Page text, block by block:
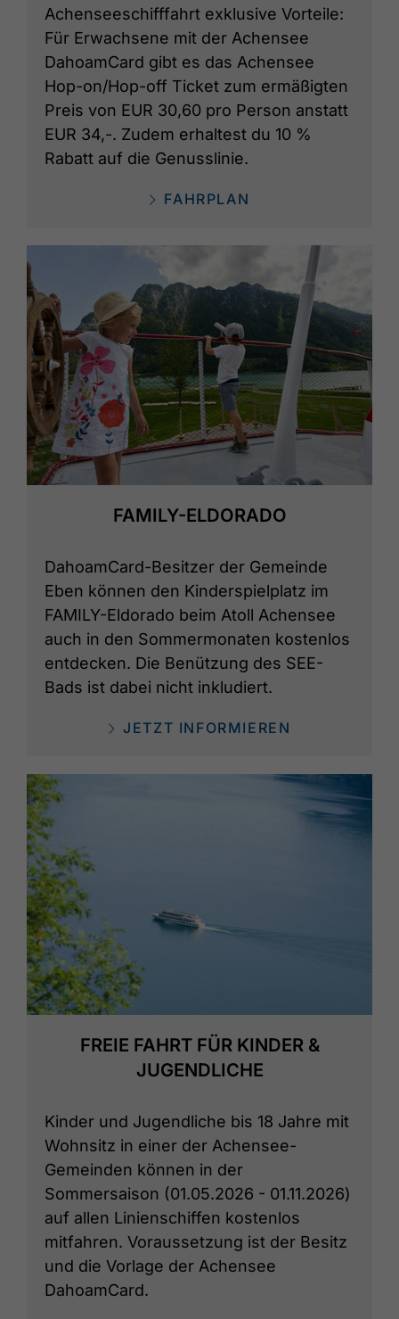
Achenseeschifffahrt exklusive Vorteile:
Für Erwachsene mit der Achensee
DahoamCard gibt es das Achensee
Hop-on/Hop-off Ticket zum ermäßigten
Preis von EUR 30,60 pro Person anstatt
EUR 34,-. Zudem erhaltest du 10 %
Rabatt auf die Genusslinie.
FAHRPLAN
FAMILY-ELDORADO
DahoamCard-Besitzer der Gemeinde
Eben können den Kinderspielplatz im
FAMILY-Eldorado beim Atoll Achensee
auch in den Sommermonaten kostenlos
entdecken. Die Benützung des SEE-
Bads ist dabei nicht inkludiert.
JETZT INFORMIEREN
FREIE FAHRT FÜR KINDER &
JUGENDLICHE
Kinder und Jugendliche bis 18 Jahre mit
Wohnsitz in einer der Achensee-
Gemeinden können in der
Sommersaison (01.05.2026 - 01.11.2026)
auf allen Linienschiffen kostenlos
mitfahren. Voraussetzung ist der Besitz
und die Vorlage der Achensee
DahoamCard.